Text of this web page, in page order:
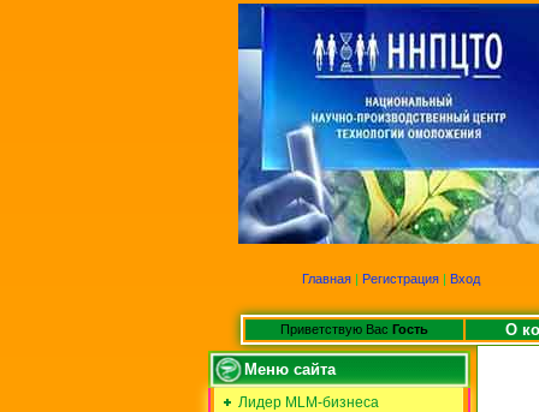
Главная | Регистрация | Вход
Приветствую Вас Гость О
Меню сайта
Лидер MLM-бизнеса